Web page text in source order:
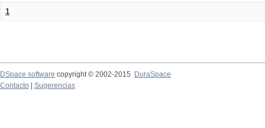
1
DSpace software copyright © 2002-2015
DuraSpace
Contacto
Sugerencias